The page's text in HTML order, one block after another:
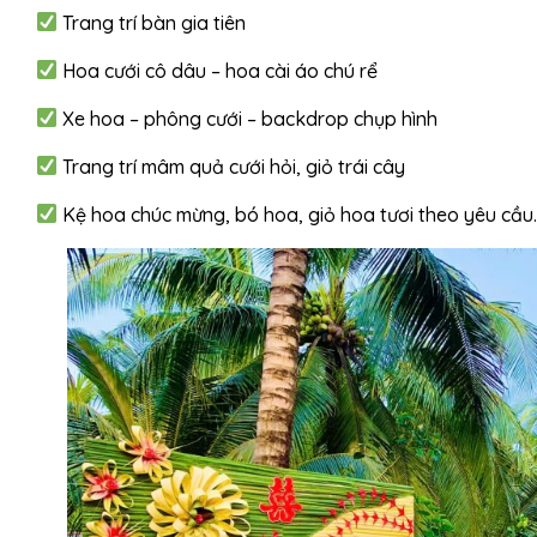
Trang trí bàn gia tiên
Hoa cưới cô dâu – hoa cài áo chú rể
Xe hoa – phông cưới – backdrop chụp hình
Trang trí mâm quả cưới hỏi, giỏ trái cây
Kệ hoa chúc mừng, bó hoa, giỏ hoa tươi theo yêu cầu.